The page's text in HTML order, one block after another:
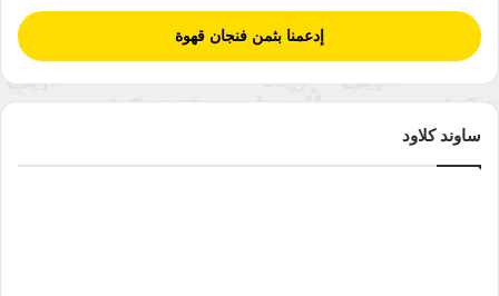
إدعمنا بثمن فنجان قهوة
ساوند كلاود